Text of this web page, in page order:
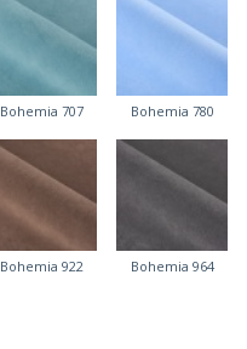
Bohemia 707 Bohemia 780
Bohemia 922 Bohemia 964